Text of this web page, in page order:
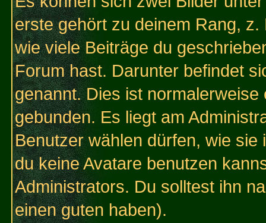
erste gehört zu deinem Rang,
wie viele Beiträge du
Forum hast. Darunter befindet
genannt. Dies ist
gebunden. Es liegt am
Benutzer wählen dürfen, wie sie
du keine Avatare benutzen
Administrators. Du solltest ihn
einen guten haben).